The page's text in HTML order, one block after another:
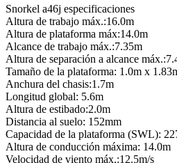
Snorkel a46j especificaciones
Altura de trabajo máx.:16.0m
Altura de plataforma máx:14.0m
Alcance de trabajo máx.:7.35m
Altura de separación a alcance
Tamaño de la plataforma: 1.0m x
Anchura del chasis:1.7m
Longitud global: 5.6m
Altura de estibado:2.0m
Distancia al suelo: 152mm
Capacidad de la plataforma (SWL):
Altura de conducción máxima: 14.0m
Velocidad de viento máx.:12.5m/s